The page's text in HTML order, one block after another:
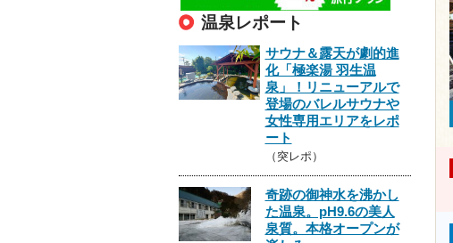
温泉レポート
サウナ＆露天が劇的進
化「極楽湯 羽生温
泉」！リニューアルで
登場のバレルサウナや
女性専用エリアをレポ
ート
（突レポ）
奇跡の御神水を沸かし
た温泉。pH9.6の美人
泉質。本格オープンが